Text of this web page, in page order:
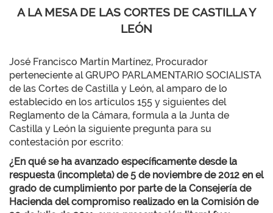
A LA MESA DE LAS CORTES DE CASTILLA Y
LEÓN
José Francisco Martín Martínez, Procurador
perteneciente al GRUPO PARLAMENTARIO SOCIALISTA
de las Cortes de Castilla y León, al amparo de lo
establecido en los artículos 155 y siguientes del
Reglamento de la Cámara, formula a la Junta de
Castilla y León la siguiente pregunta para su
contestación por escrito:
¿En qué se ha avanzado específicamente desde la
respuesta (incompleta) de 5 de noviembre de 2012 en el
grado de cumplimiento por parte de la Consejería de
Hacienda del compromiso realizado en la Comisión de